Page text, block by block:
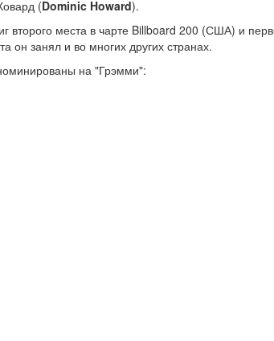
(Dominic Howard).
места в чарте Billboard 200 (США) и
он занял и во многих других странах.
на "Грэмми":